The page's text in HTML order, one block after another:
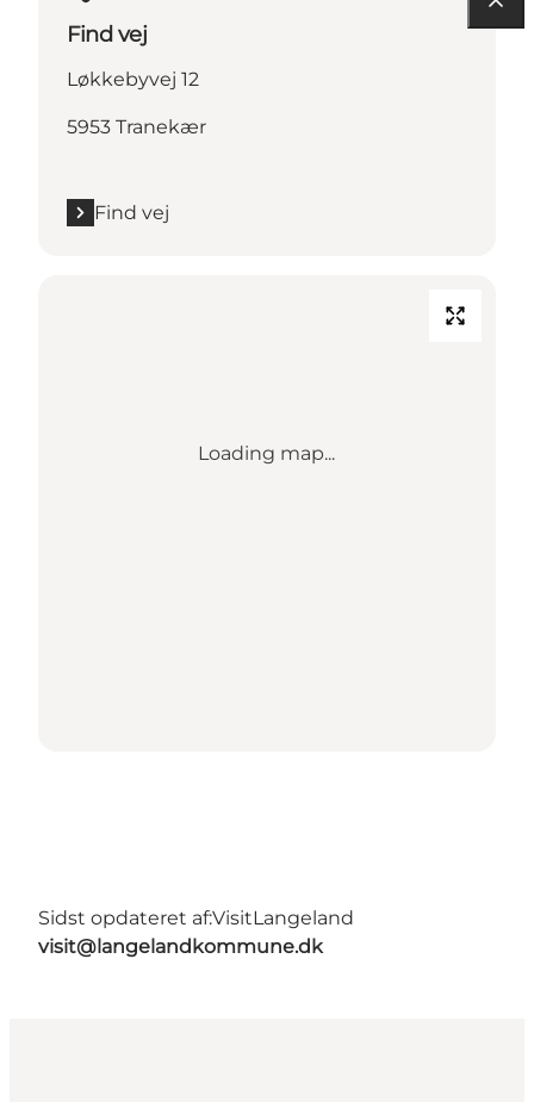
Find vej
Løkkebyvej 12
5953 Tranekær
Find vej
Loading map...
Sidst opdateret af:VisitLangeland
visit@langelandkommune.dk